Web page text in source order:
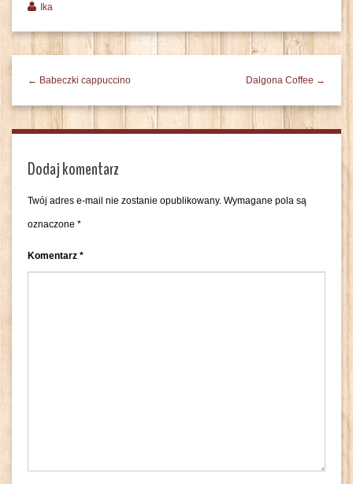
Ika
← Babeczki cappuccino Dalgona Coffee →
Dodaj komentarz
Twój adres e-mail nie zostanie opublikowany. Wymagane pola są
oznaczone *
Komentarz *